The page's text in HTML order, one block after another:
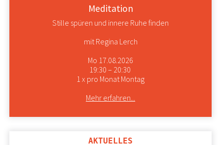
Meditation
Stille spüren und innere Ruhe finden
mit Regina Lerch
Mo 17.08.2026
19:30 – 20:30
1 x pro Monat Montag
Mehr erfahren...
AKTUELLES